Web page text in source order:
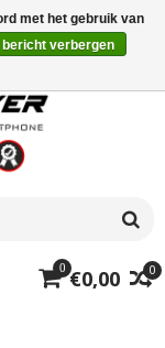
0
0 €0,00
met het gebruik van
bericht verbergen